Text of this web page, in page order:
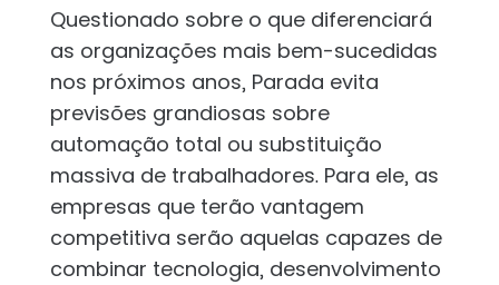
Questionado sobre o que diferenciará
as organizações mais bem-sucedidas
nos próximos anos, Parada evita
previsões grandiosas sobre
automação total ou substituição
massiva de trabalhadores. Para ele, as
empresas que terão vantagem
competitiva serão aquelas capazes de
combinar tecnologia, desenvolvimento